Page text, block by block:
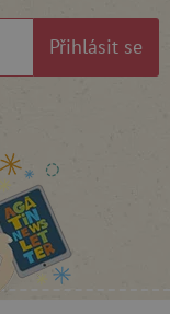
Přihlásit se
je
Cloudflare Inc.
.vimeo.com